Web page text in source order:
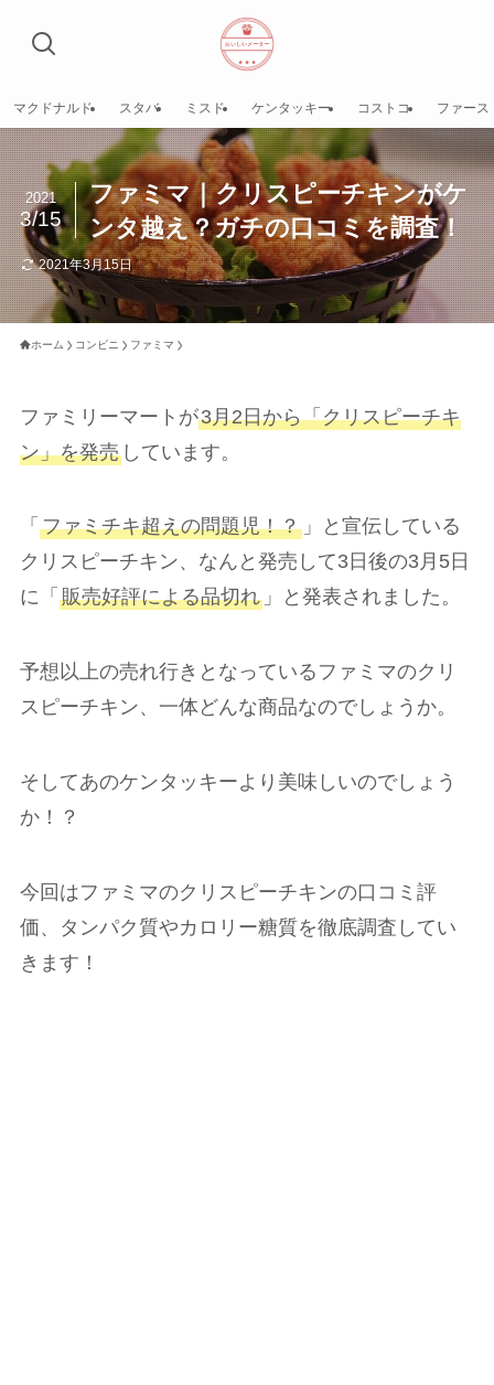
マクドナルド スタバ ミスド ケンタッキー コストコ ファース
ファミマ｜クリスピーチキンがケ
ンタ越え？ガチの口コミを調査！
2021
3/15
2021年3月15日
ホーム コンビニ ファミマ
ファミリーマートが3月2日から「クリスピーチキ
ン」を発売しています。
「 ファミチキ超えの問題児！？」と宣伝している
クリスピーチキン、なんと発売して3日後の3月5日
に「 販売好評による品切れ」と発表されました。
予想以上の売れ行きとなっているファミマのクリ
スピーチキン、一体どんな商品なのでしょうか。
そしてあのケンタッキーより美味しいのでしょう
か！？
今回はファミマのクリスピーチキンの口コミ評
価、タンパク質やカロリー糖質を徹底調査してい
きます！